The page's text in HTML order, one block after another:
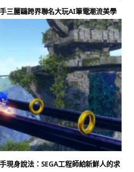
三麗鷗跨界聯名大玩AI筆電潮流美學
現身說法：SEGA工程師給新鮮人的求